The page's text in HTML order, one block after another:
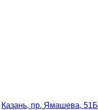
Казань, пр. Ямашева, 51Б